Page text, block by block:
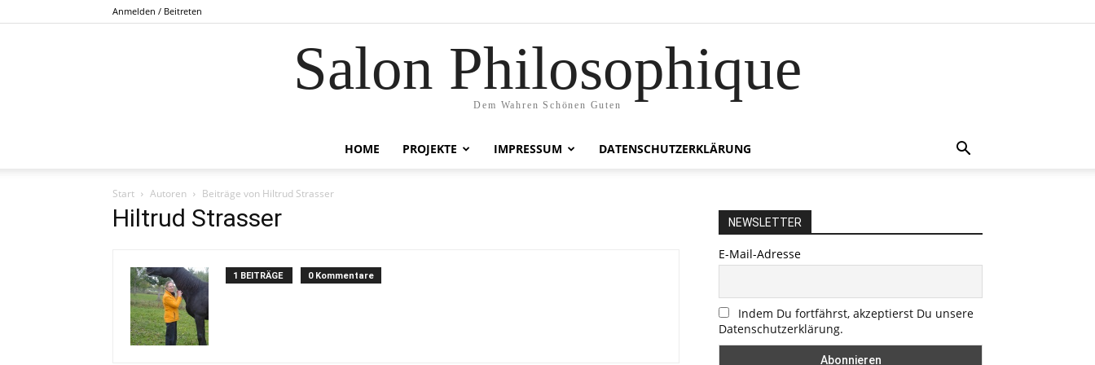
Anmelden / Beitreten
Salon Philosophique
Dem Wahren Schönen Guten
HOME PROJEKTE IMPRESSUM DATENSCHUTZERKLÄRUNG
Start Autoren Beiträge von Hiltrud Strasser
Hiltrud Strasser
1 BEITRÄGE 0 Kommentare
NEWSLETTER
E-Mail-Adresse
Indem Du fortfährst, akzeptierst Du unsere
Datenschutzerklärung.